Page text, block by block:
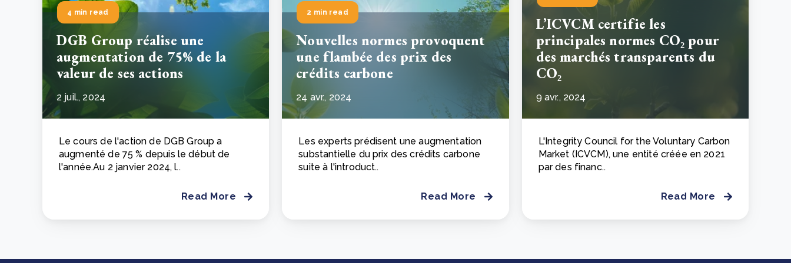
4 min read
DGB Group réalise une
augmentation de 75% de la
valeur de ses actions
2 juil., 2024
Le cours de l'action de DGB Group a
augmenté de 75 % depuis le début de
l'année.Au 2 janvier 2024, l..
Read More
2 min read
Nouvelles normes provoquent
une flambée des prix des
crédits carbone
24 avr., 2024
Les experts prédisent une augmentation
substantielle du prix des crédits carbone
suite à l'introduct..
Read More
L’ICVCM certifie les
principales normes CO₂ pour
des marchés transparents du
CO₂
9 avr., 2024
L'Integrity Council for the Voluntary Carbon
Market (ICVCM), une entité créée en 2021
par des financ..
Read More